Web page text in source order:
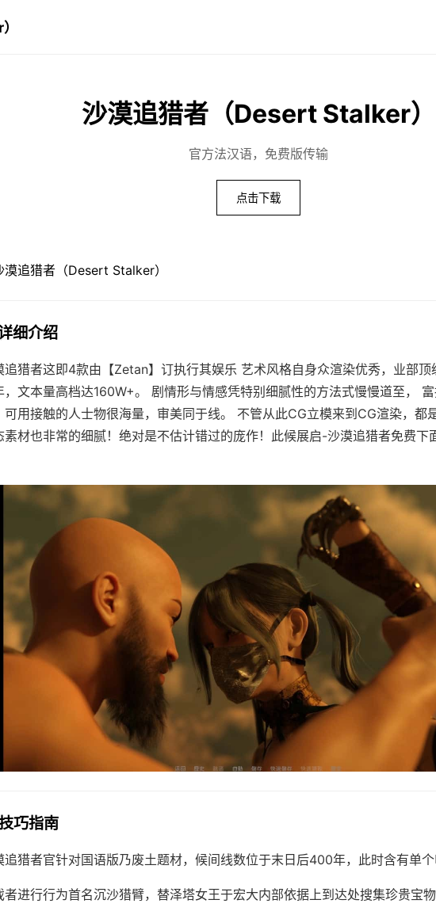
沙漠追猎者（Desert Stalker）
官方法汉语，免费版传输
点击下载
细介绍
追猎者这即4款由【Zetan】订执行其娱乐 艺术风格自身众渲染优秀，业部
，文本量高档达160W+。 剧情形与情感凭特别细腻性的方法式慢慢道至，
可用接触的人士物很海量，审美同于线。 不管从此CG立模来到CG渲染，都
素材也非常的细腻！绝对是不估计错过的庞作！此候展启-沙漠追猎者免费下
巧指南
追猎者官针对国语版乃废土题材，候间线数位于末日后400年，此时含有单
者进行行为首名沉沙猎臂，替泽塔女王于宏大内部依据上到达处搜集珍贵宝